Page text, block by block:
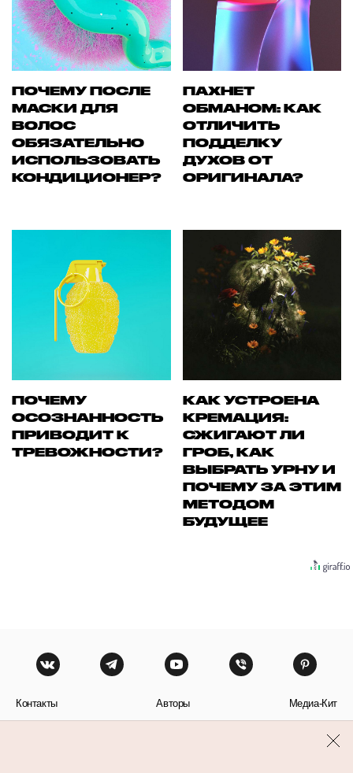
ПОЧЕМУ ПОСЛЕ
МАСКИ ДЛЯ
ВОЛОС
ОБЯЗАТЕЛЬНО
ИСПОЛЬЗОВАТЬ
КОНДИЦИОНЕР?
ПАХНЕТ
ОБМАНОМ: КАК
ОТЛИЧИТЬ
ПОДДЕЛКУ
ДУХОВ ОТ
ОРИГИНАЛА?
ПОЧЕМУ
ОСОЗНАННОСТЬ
ПРИВОДИТ К
ТРЕВОЖНОСТИ?
КАК УСТРОЕНА
КРЕМАЦИЯ:
СЖИГАЮТ ЛИ
ГРОБ, КАК
ВЫБРАТЬ УРНУ И
ПОЧЕМУ ЗА ЭТИМ
МЕТОДОМ
БУДУЩЕЕ
Контакты Авторы Медиа-Кит